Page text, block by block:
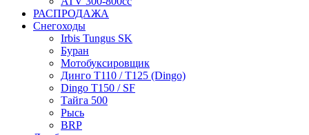
РАСПРОДАЖА
Снегоходы
Irbis Tungus SK
Буран
Мотобуксировщик
Динго T110 / T125 (Dingo)
Dingo T150 / SF
Тайга 500
Рысь
BRP